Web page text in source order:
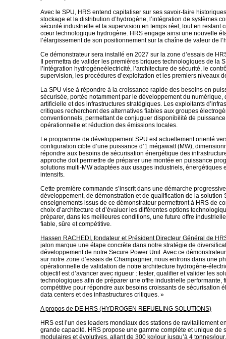
Avec le SPU, HRS entend capitaliser sur ses savoir-faire
stockage et la distribution d’hydrogène, l’intégration de systèmes
sécurité industrielle et la supervision en temps réel, tout en restant
cœur technologique hydrogène. HRS engage ainsi une nouvelle
l’élargissement de son positionnement sur la chaîne de valeur de
Ce démonstrateur sera installé en 2027 sur la zone d’essais de
Il permettra de valider les premières briques technologiques de la
l’intégration hydrogèneélectricité, l’architecture de sécurité, le
supervision, les procédures d’exploitation et les premiers niveaux
La SPU vise à répondre à la croissance rapide des besoins en
sécurisée, portée notamment par le développement du numérique,
artificielle et des infrastructures stratégiques. Les exploitants
critiques recherchent des alternatives fiables aux groupes
conventionnels, permettant de conjuguer disponibilité de
opérationnelle et réduction des émissions locales.
Le programme de développement SPU est actuellement orienté
configuration cible d’une puissance d’1 mégawatt (MW),
répondre aux besoins de sécurisation énergétique des
approche doit permettre de préparer une montée en puissance
solutions multi-MW adaptées aux usages industriels, énergétiques
intensifs.
Cette première commande s’inscrit dans une démarche
développement, de démonstration et de qualification de la solution
enseignements issus de ce démonstrateur permettront à HRS de
choix d’architecture et d’évaluer les différentes options
préparer, dans les meilleures conditions, une future offre
fiable, sûre et compétitive.
Hassen RACHEDI, fondateur et Président Directeur Général de
jalon marque une étape concrète dans notre stratégie de
développement de notre Secure Power Unit. Avec ce
sur notre zone d’essais de Champagnier, nous entrons dans une
opérationnelle de validation de notre architecture hydrogène-
objectif est d’avancer avec rigueur : tester, qualifier et valider les
technologiques afin de préparer une offre industrielle performante,
compétitive pour répondre aux besoins croissants de sécurisation
data centers et des infrastructures critiques. »
A propos de DE HRS (HYDROGEN REFUELING SOLUTIONS)
HRS est l’un des leaders mondiaux des stations de ravitaillement
grande capacité. HRS propose une gamme complète et unique de
modulaires et évolutives, allant de 300 kg/jour jusqu’à 4 tonnes/jour.